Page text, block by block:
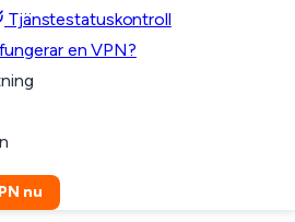
Tjänstestatuskontroll
en VPN?
nu